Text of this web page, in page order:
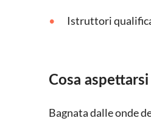
Istruttori
Cosa aspettarsi
Bagnata dalle onde